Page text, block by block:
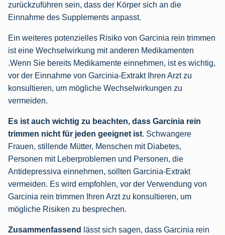
zurückzuführen sein, dass der Körper sich an die
Einnahme des Supplements anpasst.
Ein weiteres potenzielles Risiko von Garcinia rein trimmen
ist eine Wechselwirkung mit anderen Medikamenten
.Wenn Sie bereits Medikamente einnehmen, ist es wichtig,
vor der Einnahme von Garcinia-Extrakt Ihren Arzt zu
konsultieren, um mögliche Wechselwirkungen zu
vermeiden.
Es ist auch wichtig zu beachten, dass Garcinia rein
trimmen nicht für jeden geeignet ist. Schwangere
Frauen, stillende Mütter, Menschen mit Diabetes,
Personen mit Leberproblemen und Personen, die
Antidepressiva einnehmen, sollten Garcinia-Extrakt
vermeiden. Es wird empfohlen, vor der Verwendung von
Garcinia rein trimmen Ihren Arzt zu konsultieren, um
mögliche Risiken zu besprechen.
Zusammenfassend
lässt sich sagen, dass Garcinia rein